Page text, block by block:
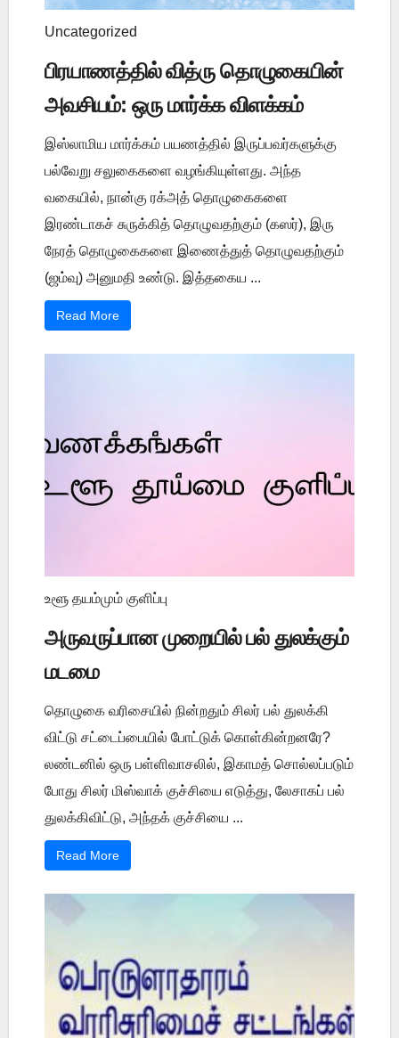
Uncategorized
பிரயாணத்தில் வித்ரு தொழுகையின்
அவசியம்: ஒரு மார்க்க விளக்கம்
இஸ்லாமிய மார்க்கம் பயணத்தில் இருப்பவர்களுக்கு
பல்வேறு சலுகைகளை வழங்கியுள்ளது. அந்த
வகையில், நான்கு ரக்அத் தொழுகைகளை
இரண்டாகச் சுருக்கித் தொழுவதற்கும் (கஸர்), இரு
நேரத் தொழுகைகளை இணைத்துத் தொழுவதற்கும்
(ஜம்வு) அனுமதி உண்டு. இத்தகைய ...
Read More
உளூ தயம்மும் குளிப்பு
அருவருப்பான முறையில் பல் துலக்கும்
மடமை
தொழுகை வரிசையில் நின்றதும் சிலர் பல் துலக்கி
விட்டு சட்டைப்பையில் போட்டுக் கொள்கின்றனரே?
லண்டனில் ஒரு பள்ளிவாசலில், இகாமத் சொல்லப்படும்
போது சிலர் மிஸ்வாக் குச்சியை எடுத்து, லேசாகப் பல்
துலக்கிவிட்டு, அந்தக் குச்சியை ...
Read More